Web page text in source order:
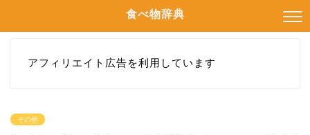
食べ物辞典
アフィリエイト広告を利用しています
その他